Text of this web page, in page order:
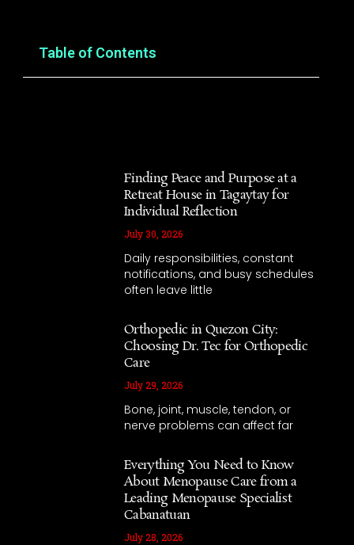
Table of Contents
Finding Peace and Purpose at a
Retreat House in Tagaytay for
Individual Reflection
July 30, 2026
Daily responsibilities, constant
notifications, and busy schedules
often leave little
Orthopedic in Quezon City:
Choosing Dr. Tec for Orthopedic
Care
July 29, 2026
Bone, joint, muscle, tendon, or
nerve problems can affect far
Everything You Need to Know
About Menopause Care from a
Leading Menopause Specialist
Cabanatuan
July 28, 2026